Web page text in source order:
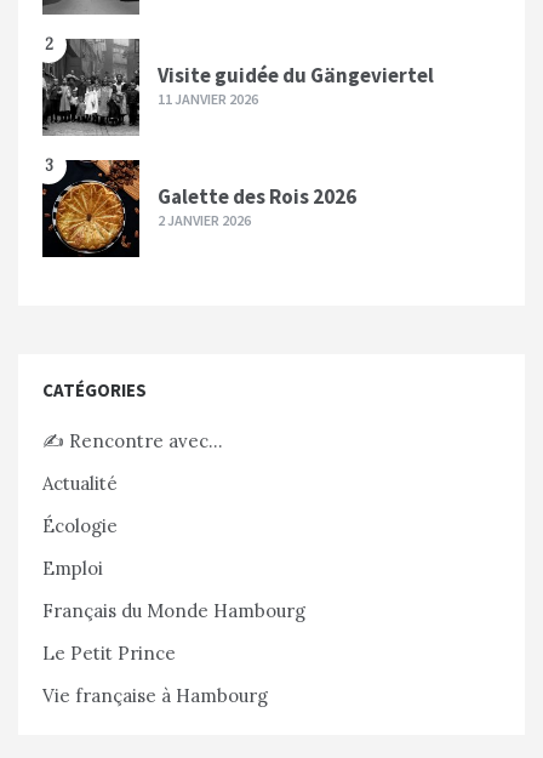
2
Visite guidée du Gängeviertel
11 JANVIER 2026
3
Galette des Rois 2026
2 JANVIER 2026
CATÉGORIES
✍️ Rencontre avec…
Actualité
Écologie
Emploi
Français du Monde Hambourg
Le Petit Prince
Vie française à Hambourg